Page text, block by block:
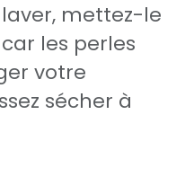
mettez-le
les perles
votre
sécher à